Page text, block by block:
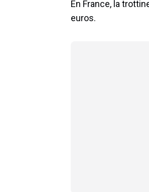
En France, la
euros.